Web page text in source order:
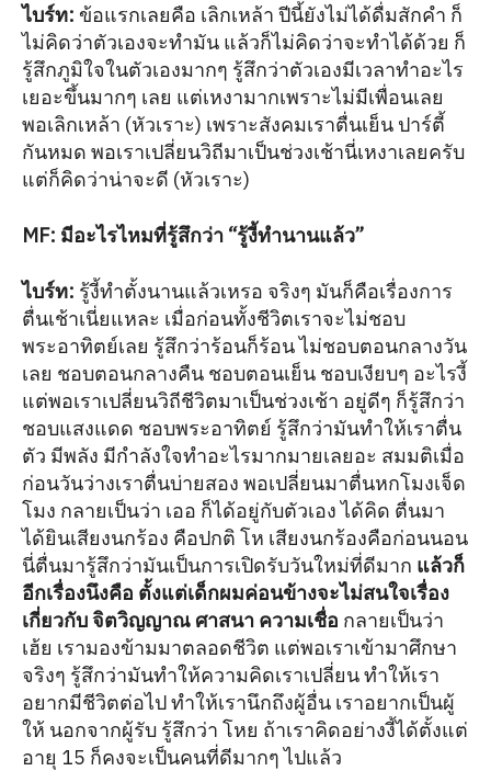
ไบร์ท: ข้อแรกเลยคือ เลิกเหล้า ปีนี้ยังไม่ได้ดื่มสักคำ ก็
ไม่คิดว่าตัวเองจะทำมัน แล้วก็ไม่คิดว่าจะทำได้ด้วย ก็
รู้สึกภูมิใจในตัวเองมากๆ รู้สึกว่าตัวเองมีเวลาทำอะไร
เยอะขึ้นมากๆ เลย แต่เหงามากเพราะไม่มีเพื่อนเลย
พอเลิกเหล้า (หัวเราะ) เพราะสังคมเราตื่นเย็น ปาร์ตี้
กันหมด พอเราเปลี่ยนวิถีมาเป็นช่วงเช้านี่เหงาเลยครับ
แต่ก็คิดว่าน่าจะดี (หัวเราะ)
MF: มีอะไรไหมที่รู้สึกว่า “รู้งี้ทำนานแล้ว”
ไบร์ท: รู้งี้ทำตั้งนานแล้วเหรอ จริงๆ มันก็คือเรื่องการ
ตื่นเช้าเนี่ยแหละ เมื่อก่อนทั้งชีวิตเราจะไม่ชอบ
พระอาทิตย์เลย รู้สึกว่าร้อนก็ร้อน ไม่ชอบตอนกลางวัน
เลย ชอบตอนกลางคืน ชอบตอนเย็น ชอบเงียบๆ อะไรงี้
แต่พอเราเปลี่ยนวิถีชีวิตมาเป็นช่วงเช้า อยู่ดีๆ ก็รู้สึกว่า
ชอบแสงแดด ชอบพระอาทิตย์ รู้สึกว่ามันทำให้เราตื่น
ตัว มีพลัง มีกำลังใจทำอะไรมากมายเลยอะ สมมติเมื่อ
ก่อนวันว่างเราตื่นบ่ายสอง พอเปลี่ยนมาตื่นหกโมงเจ็ด
โมง กลายเป็นว่า เออ ก็ได้อยู่กับตัวเอง ได้คิด ตื่นมา
ได้ยินเสียงนกร้อง คือปกติ โห เสียงนกร้องคือก่อนนอน
นี่ตื่นมารู้สึกว่ามันเป็นการเปิดรับวันใหม่ที่ดีมาก แล้วก็
อีกเรื่องนึงคือ ตั้งแต่เด็กผมค่อนข้างจะไม่สนใจเรื่อง
เกี่ยวกับ จิตวิญญาณ ศาสนา ความเชื่อ กลายเป็นว่า
เฮ้ย เรามองข้ามมาตลอดชีวิต แต่พอเราเข้ามาศึกษา
จริงๆ รู้สึกว่ามันทำให้ความคิดเราเปลี่ยน ทำให้เรา
อยากมีชีวิตต่อไป ทำให้เรานึกถึงผู้อื่น เราอยากเป็นผู้
ให้ นอกจากผู้รับ รู้สึกว่า โหย ถ้าเราคิดอย่างงี้ได้ตั้งแต่
อายุ 15 ก็คงจะเป็นคนที่ดีมากๆ ไปแล้ว